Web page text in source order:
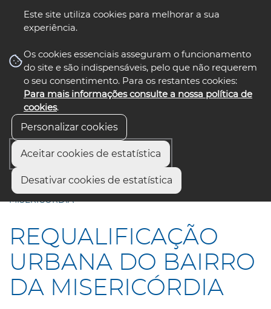
Este site utiliza cookies para melhorar a sua
experiência.
Os cookies essenciais asseguram o funcionamento
do site e são indispensáveis, pelo que não requerem
o seu consentimento. Para os restantes cookies:
Para mais informações consulte a nossa política de
cookies.
Personalizar cookies
Aceitar cookies de estatística
Desativar cookies de estatística
nos select language
Início
REQUALIFICAÇÃO URBANA DO BAIRRO DA
MISERICÓRDIA
REQUALIFICAÇÃO
URBANA DO BAIRRO
DA MISERICÓRDIA